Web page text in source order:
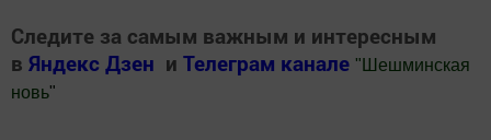
Следите за самым важным и интересным
в Яндекс Дзен и Телеграм канале " Шешминская
новь"